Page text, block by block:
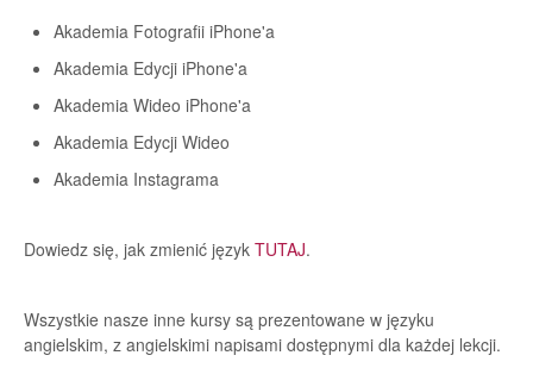
Akademia Fotografii iPhone'a
Akademia Edycji iPhone'a
Akademia Wideo iPhone'a
Akademia Edycji Wideo
Akademia Instagrama
Dowiedz się, jak zmienić język TUTAJ.
Wszystkie nasze inne kursy są prezentowane w języku
angielskim, z angielskimi napisami dostępnymi dla każdej lekcji.